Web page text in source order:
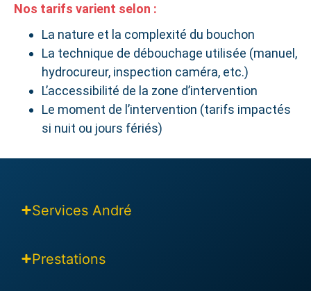
Nos tarifs varient selon :
La nature et la complexité du bouchon
La technique de débouchage utilisée (manuel,
hydrocureur, inspection caméra, etc.)
L’accessibilité de la zone d’intervention
Le moment de l’intervention (tarifs impactés
si nuit ou jours fériés)
Services André
Prestations